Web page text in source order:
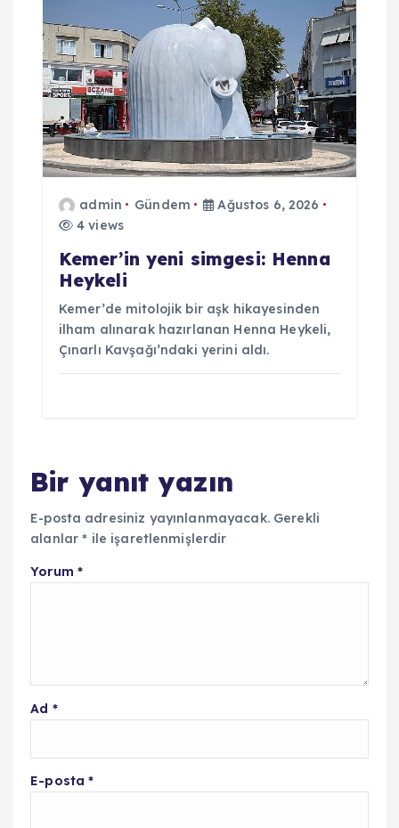
admin Gündem
Ağustos 6, 2026
4 views
Kemer’in yeni simgesi: Henna
Heykeli
Kemer’de mitolojik bir aşk hikayesinden
ilham alınarak hazırlanan Henna Heykeli,
Çınarlı Kavşağı’ndaki yerini aldı.
Bir yanıt yazın
E-posta adresiniz yayınlanmayacak. Gerekli
alanlar* ile işaretlenmişlerdir
Yorum *
Ad *
E-posta*